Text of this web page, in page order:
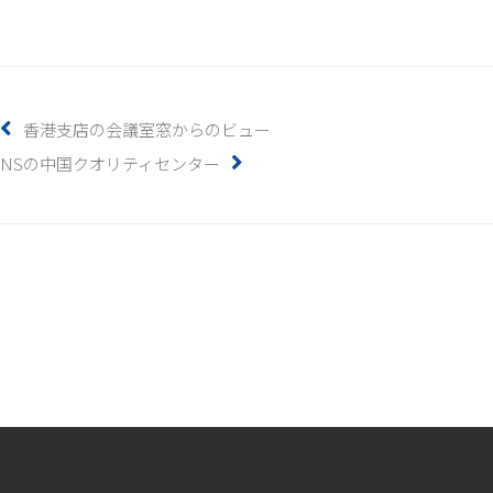
香港支店の会議室窓からのビュー
NSの中国クオリティセンター